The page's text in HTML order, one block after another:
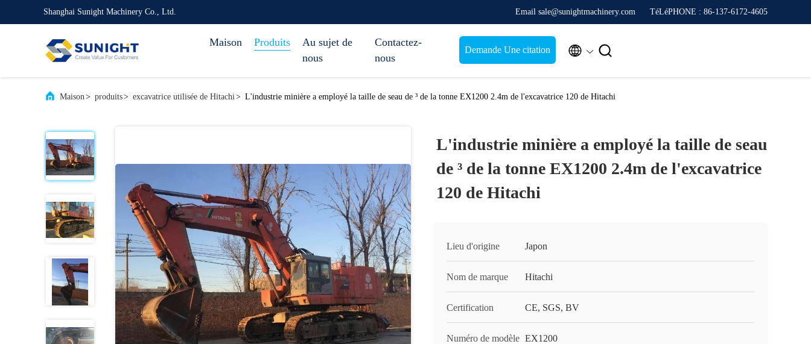
Shanghai Sunight Machinery Co., Ltd. Email sale@sunightmachinery.com TéLéPHONE : 86-137-6172-4605
Maison Produits
Au sujet de
nous
Contactez-
nous
Demande Une citation  
Maison> produits> excavatrice utilisée de Hitachi> L'industrie minière a employé la taille de seau de ³ de la tonne EX1200 2.4m de l'excavatrice 120 de Hitachi
L'industrie minière a employé la taille de seau
de ³ de la tonne EX1200 2.4m de l'excavatrice
120 de Hitachi
Lieu d'origine Japon
Nom de marque Hitachi
Certification CE, SGS, BV
Numéro de modèle EX1200